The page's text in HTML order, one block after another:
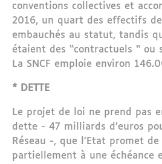
conventions collectives et
2016, un quart des effectifs
embauchés au statut, tandis
étaient des “contractuels “ ou
La SNCF emploie environ
* DETTE
Le projet de loi ne prend pas
dette - 47 milliards d’euros
Réseau -, que l’Etat promet
partiellement à une échéance